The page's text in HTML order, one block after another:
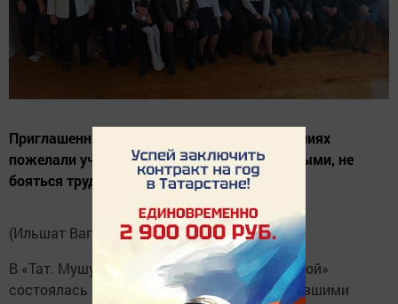
Приглашенные ветераны в своих выступлениях
пожелали учащимся быть смелыми, храбрыми, не
бояться трудностей.
(Ильшат Вагизов, «Мензеля-информ»)
В «Тат. Мушугинская СОШ им. К. А. Смирновой»
состоялась встреча с ветеранами, проходившими